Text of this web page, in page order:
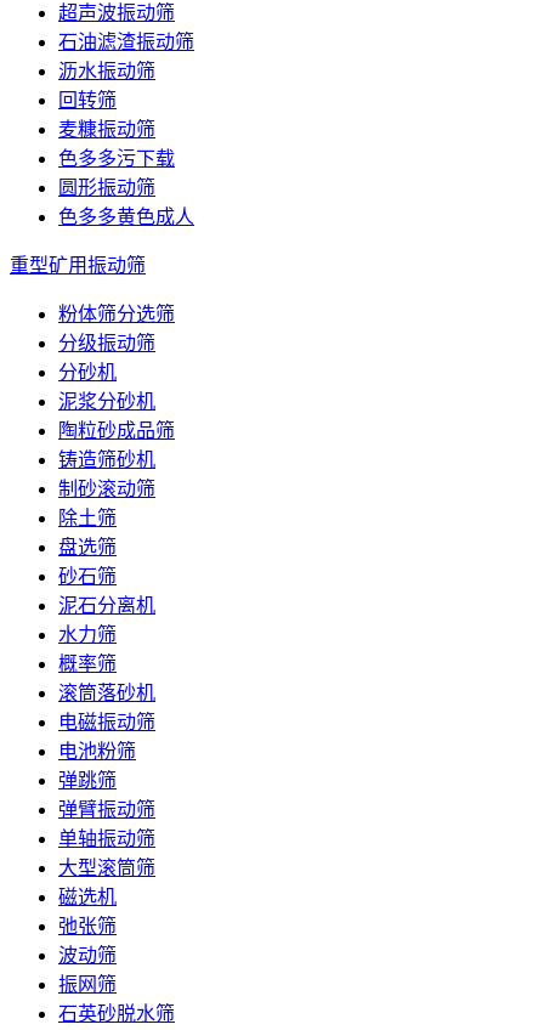
超声波振动筛
石油滤渣振动筛
沥水振动筛
回转筛
麦糠振动筛
色多多污下载
圆形振动筛
色多多黄色成人
重型矿用振动筛
粉体筛分选筛
分级振动筛
分砂机
泥浆分砂机
陶粒砂成品筛
铸造筛砂机
制砂滚动筛
除土筛
盘选筛
砂石筛
泥石分离机
水力筛
概率筛
滚筒落砂机
电磁振动筛
电池粉筛
弹跳筛
弹臂振动筛
单轴振动筛
大型滚筒筛
磁选机
弛张筛
波动筛
振网筛
石英砂脱水筛